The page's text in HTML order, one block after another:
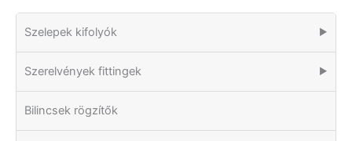
Szelepek kifolyók ▶
Szerelvények fittingek ▶
Bilincsek rögzítők